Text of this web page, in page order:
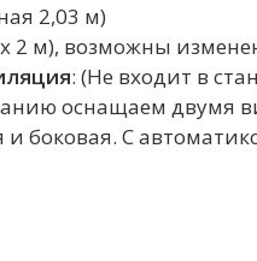
2,03 м)
x 2 м), возможны
: (Не входит в
оснащаем двумя
боковая. С